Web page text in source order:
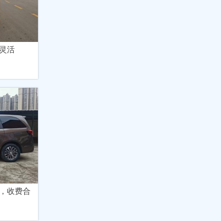
活
收费合